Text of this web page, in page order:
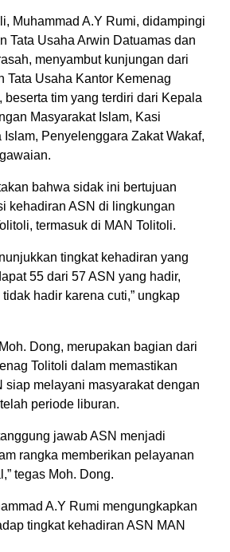
Muhammad A.Y Rumi, didampingi
Tata Usaha Arwin Datuamas dan
menyambut kunjungan dari
Tata Usaha Kantor Kemenag
beserta tim yang terdiri dari Kepala
Masyarakat Islam, Kasi
Islam, Penyelenggara Zakat Wakaf,
bahwa sidak ini bertujuan
kehadiran ASN di lingkungan
termasuk di MAN Tolitoli.
tingkat kehadiran yang
55 dari 57 ASN yang hadir,
hadir karena cuti,” ungkap
Dong, merupakan bagian dari
Tolitoli dalam memastikan
siap melayani masyarakat dengan
periode liburan.
jawab ASN menjadi
rangka memberikan pelayanan
tegas Moh. Dong.
A.Y Rumi mengungkapkan
tingkat kehadiran ASN MAN